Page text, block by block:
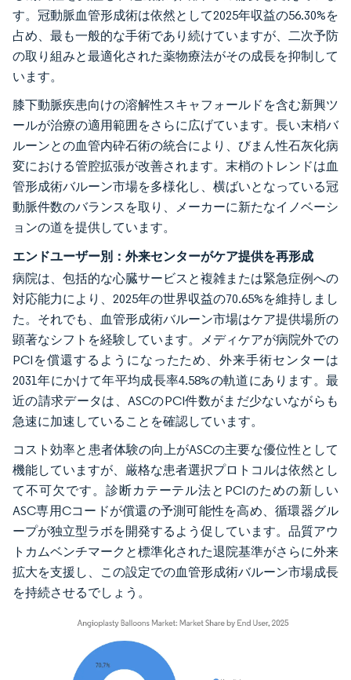
す。冠動脈血管形成術は依然として2025年収益の56.30%を
占め、最も一般的な手術であり続けていますが、二次予防
の取り組みと最適化された薬物療法がその成長を抑制して
います。
膝下動脈疾患向けの溶解性スキャフォールドを含む新興ツ
ールが治療の適用範囲をさらに広げています。長い末梢バ
ルーンとの血管内砕石術の統合により、びまん性石灰化病
変における管腔拡張が改善されます。末梢のトレンドは血
管形成術バルーン市場を多様化し、横ばいとなっている冠
動脈件数のバランスを取り、メーカーに新たなイノベーシ
ョンの道を提供しています。
エンドユーザー別：外来センターがケア提供を再形成
病院は、包括的な心臓サービスと複雑または緊急症例への
対応能力により、2025年の世界収益の70.65%を維持しまし
た。それでも、血管形成術バルーン市場はケア提供場所の
顕著なシフトを経験しています。メディケアが病院外での
PCIを償還するようになったため、外来手術センターは
2031年にかけて年平均成長率4.58%の軌道にあります。最
近の請求データは、ASCのPCI件数がまだ少ないながらも
急速に加速していることを確認しています。
コスト効率と患者体験の向上がASCの主要な優位性として
機能していますが、厳格な患者選択プロトコルは依然とし
て不可欠です。診断カテーテル法とPCIのための新しい
ASC専用Cコードが償還の予測可能性を高め、循環器グル
ープが独立型ラボを開発するよう促しています。品質アウ
トカムベンチマークと標準化された退院基準がさらに外来
拡大を支援し、この設定での血管形成術バルーン市場成長
を持続させるでしょう。